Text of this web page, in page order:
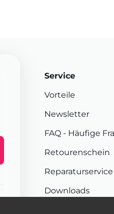
Service
Vorteile
Newsletter
FAQ - Häufige
Retourenschein
Reparaturservice
Downloads